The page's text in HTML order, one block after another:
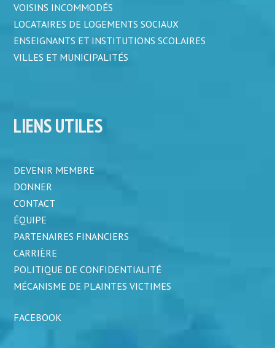
VOISINS INCOMMODÉS
LOCATAIRES DE LOGEMENTS SOCIAUX
ENSEIGNANTS ET INSTITUTIONS SCOLAIRES
VILLES ET MUNICIPALITÉS
LIENS UTILES
DEVENIR MEMBRE
DONNER
CONTACT
ÉQUIPE
PARTENAIRES FINANCIERS
CARRIÈRE
POLITIQUE DE CONFIDENTIALITÉ
MÉCANISME DE PLAINTES VICTIMES
FACEBOOK